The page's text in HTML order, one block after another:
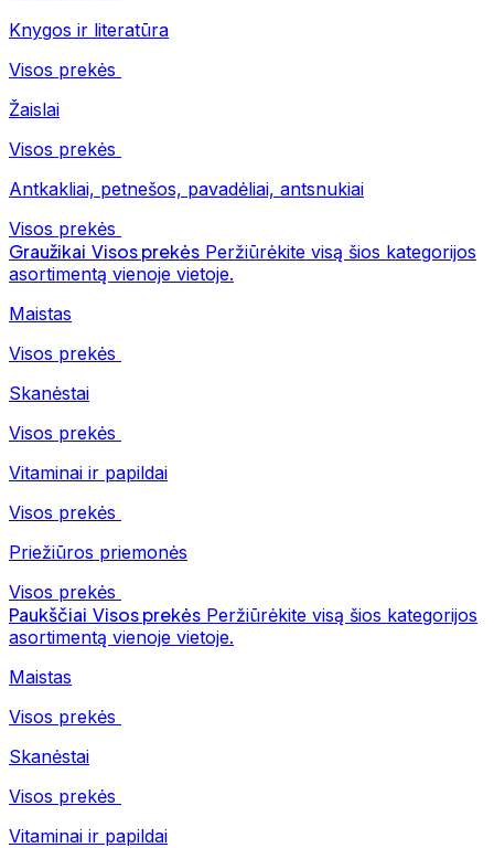
Knygos ir literatūra
Visos prekės
Žaislai
Visos prekės
Antkakliai, petnešos, pavadėliai, antsnukiai
Visos prekės
Graužikai Visos prekės Peržiūrėkite visą šios kategorijos
asortimentą vienoje vietoje.
Maistas
Visos prekės
Skanėstai
Visos prekės
Vitaminai ir papildai
Visos prekės
Priežiūros priemonės
Visos prekės
Paukščiai Visos prekės Peržiūrėkite visą šios kategorijos
asortimentą vienoje vietoje.
Maistas
Visos prekės
Skanėstai
Visos prekės
Vitaminai ir papildai